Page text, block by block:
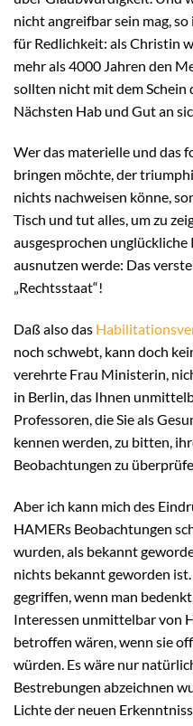
nicht angreifbar sein mag,
für Redlichkeit: als Christin
mehr als 4000 Jahren den
sollten nicht mit dem Schein
Nächsten Hab und Gut an
Wer das materielle und das
bringen möchte, der
nichts nachweisen könne,
Tisch und tut alles, um zu
ausgesprochen
ausnutzen werde: Das
„Rechtsstaat“!
Daß also das
noch schwebt, kann doch
verehrte Frau Ministerin,
in Berlin, das Ihnen
Professoren, die Sie als
kennen werden, zu bitten,
Beobachtungen zu
Aber ich kann mich des
HAMERs Beobachtungen
wurden, als bekannt
nichts bekannt geworden
gegriffen, wenn man
Interessen unmittelbar von
betroffen wären, wenn sie
würden. Es wäre nur
Bestrebungen abzeichnen
Lichte der neuen